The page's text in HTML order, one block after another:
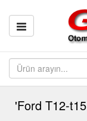
'Ford T12-